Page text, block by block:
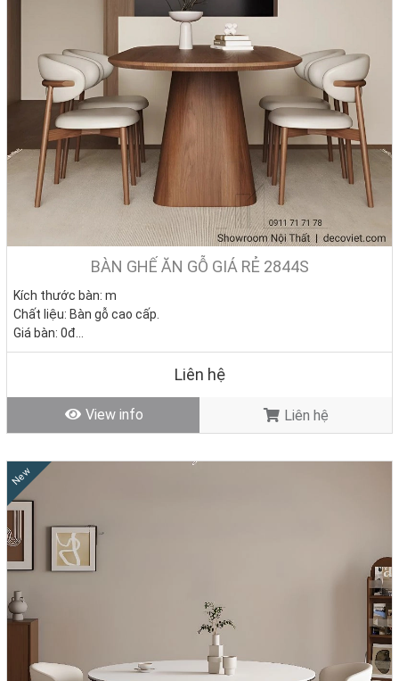
BÀN GHẾ ĂN GỖ GIÁ RẺ 2844S
Kích thước bàn: m
Chất liệu: Bàn gỗ cao cấp.
Giá bàn: 0đ
Giá ghế KM: 1.590.000đ/ Cái (Giá gốc 2.800.000đ)
Liên hệ
View info Liên hệ
New